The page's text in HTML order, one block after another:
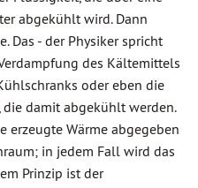
abgekühlt wird. Dann
Das - der Physiker spricht
des Kältemittels
oder eben die
die damit abgekühlt werden.
erzeugte Wärme abgegeben
in jedem Fall wird das
Prinzip ist der